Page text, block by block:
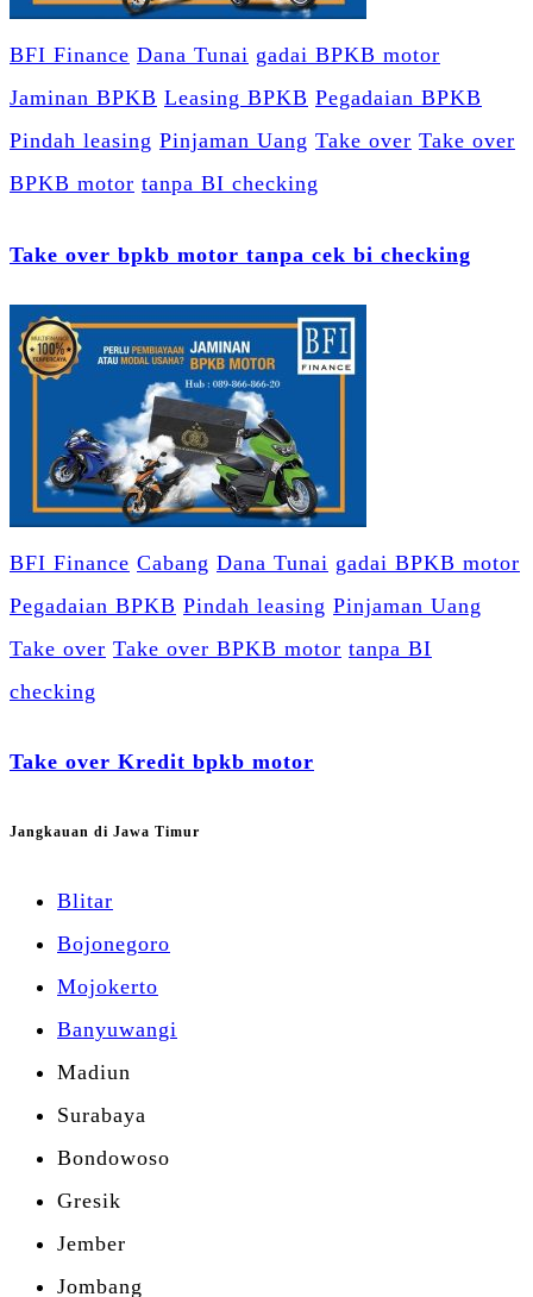
BFI Finance Dana Tunai gadai BPKB motor
Jaminan BPKB Leasing BPKB Pegadaian BPKB
Pindah leasing Pinjaman Uang Take over Take over
BPKB motor tanpa BI checking
Take over bpkb motor tanpa cek bi checking
BFI Finance Cabang Dana Tunai gadai BPKB motor
Pegadaian BPKB Pindah leasing Pinjaman Uang
Take over Take over BPKB motor tanpa BI
checking
Take over Kredit bpkb motor
Jangkauan di Jawa Timur
Blitar
Bojonegoro
Mojokerto
Banyuwangi
Madiun
Surabaya
Bondowoso
Gresik
Jember
Jombang